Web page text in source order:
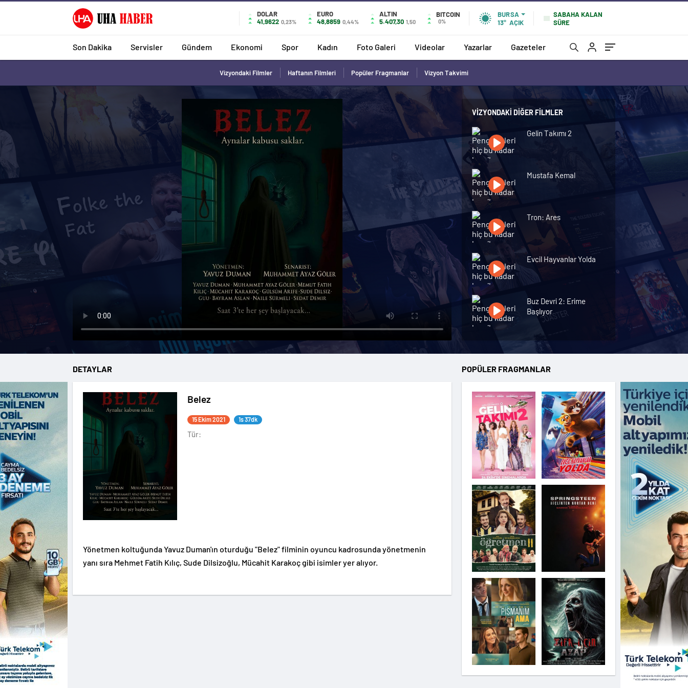
DOLAR
41,9622 0,23%
EURO
48,8859 0,44%
ALTIN
5.407,30 1,50
BITCOIN
0%
BURSA
13° AÇIK
SABAHA KALAN
SÜRE
Son Dakika Servisler Gündem Ekonomi Spor Kadın Foto Galeri Videolar Yazarlar Gazeteler
Vizyondaki Filmler Haftanın Filmleri Popüler Fragmanlar Vizyon Takvimi
VIZYONDAKI DIĞER FILMLER
Gelin Takımı 2
Mustafa Kemal
Tron: Ares
Evcil Hayvanlar Yolda
Buz Devri 2: Erime
Başlıyor
Öğretmen 2
Kutup Köpekleri
Siyah Telefon 2
Karayip Korsanları:
Siyah İnci’nin Laneti
Gabby'nin Hayal Evi:
Film
Korku Seansı 4: Son
Ayin
DETAYLAR
Belez
15 Ekim 2021 1s 37dk
Tür:
Yönetmen koltuğunda Yavuz Duman'ın oturduğu "Belez" filminin oyuncu kadrosunda yönetmenin
yanı sıra Mehmet Fatih Kılıç, Sude Dilsizoğlu, Mücahit Karakoç gibi isimler yer alıyor.
POPÜLER FRAGMANLAR